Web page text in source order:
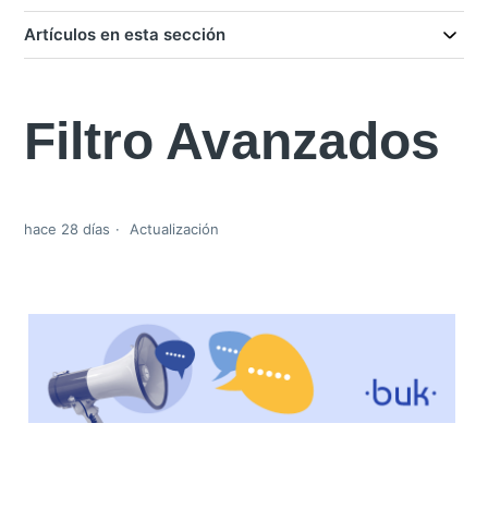
Artículos en esta sección
Filtro Avanzados
hace 28 días Actualización